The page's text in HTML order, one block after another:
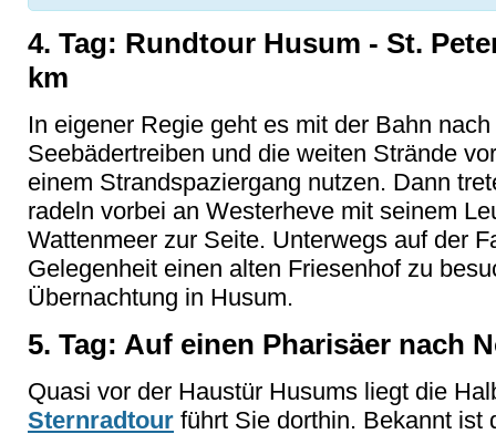
4. Tag: Rundtour Husum - St.
km
In eigener Regie geht es mit der Bahn
Seebädertreiben und die weiten Strände
einem Strandspaziergang nutzen. Dann
radeln vorbei an Westerheve mit seinem
Wattenmeer zur Seite. Unterwegs auf der
Gelegenheit einen alten Friesenhof zu
Übernachtung in Husum.
5. Tag: Auf einen Pharisäer nach
Quasi vor der Haustür Husums liegt die
Sternradtour führt Sie dorthin. Bekannt ist